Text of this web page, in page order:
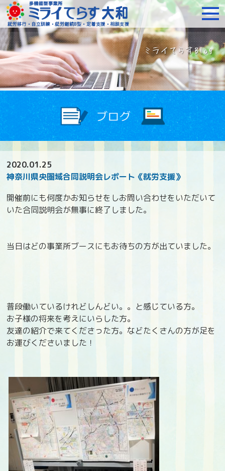
障がいをお持ちの方へ
2020.01.25
神奈川県央圏域合同説明会レポート《就労支援》
開催前にも何度かお知らせをしお問い合わせをいただいて
いた合同説明会が無事に終了しました。
当日はどの事業所ブースにもお待ちの方が出ていました。
普段働いているけれどしんどい。。と感じている方。
お子様の将来を考えにいらした方。
友達の紹介で来てくださった方。などたくさんの方が足を
お運びくださいました！